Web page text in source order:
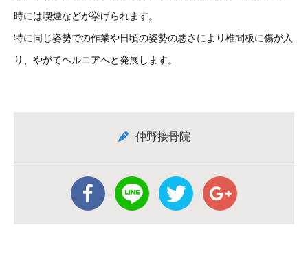
時には喫煙などが挙げられます。
特に同じ姿勢での作業や日頃の姿勢の悪さにより椎間板に傷が入
り、やがてヘルニアへと発展します。
仲野接骨院